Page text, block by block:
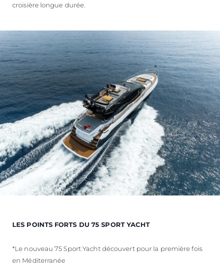
croisière longue durée.
LES POINTS FORTS DU 75 SPORT YACHT
*Le nouveau 75 Sport Yacht découvert pour la première fois
en Méditerranée